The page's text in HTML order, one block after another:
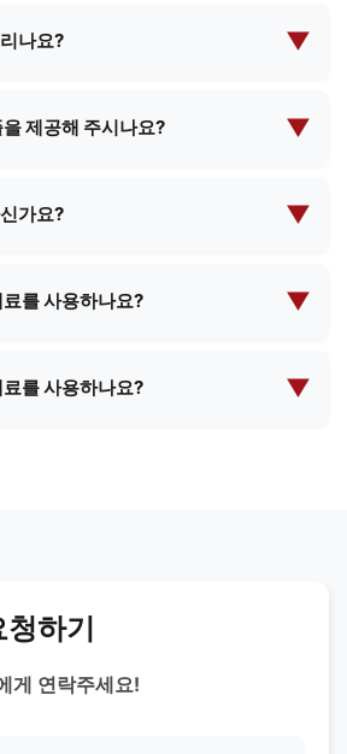
항을 알려주시면 최소 주문 수량
나요? ▼
4주 사이입니다. 주문 확정 시 구체
제공해 주시나요? ▼
배송비에 대한 비용이 발생할 수
가요? ▼
부분의 국가로 배송이 가능합니
를 사용하나요? ▼
등 다양한 고품질 소재를 사용합
를 사용하나요? ▼
하기
게 연락주세요!